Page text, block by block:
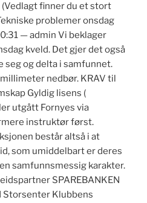
(Vedlagt finner du et stort
problemer onsdag
— admin Vi beklager
kveld. Det gjer det også
seg og delta i samfunnet.
nedbør. KRAV til
Gyldig lisens (
utgått Fornyes via
instruktør først.
består altså i at
som umiddelbart er deres
samfunnsmessig karakter.
SPAREBANKEN
Klubbens